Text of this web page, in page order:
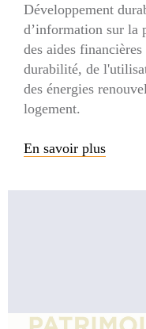
Développement
d’information sur la
des aides
durabilité, de
des énergies
logement.
En savoir plus